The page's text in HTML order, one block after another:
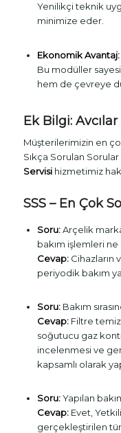
Yenilikçi teknik
minimize eder.
Ekonomik Avantaj:
Bu modüller
hem de çevreye
Ek Bilgi:
Müşterilerimizin en
Sıkça Sorulan Sorular
Servisihizmetimiz
SSS – En Çok
Soru:Arçelik
bakım işlemleri ne
Cevap:Cihazların
periyodik bakım
Soru:Bakım
Cevap:Filtre
soğutucu gaz
incelenmesi ve
kapsamlı olarak
Soru:Yapılan
Cevap:Evet,
gerçekleştirilen